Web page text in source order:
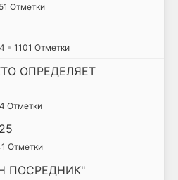
Отметки
• 1101 Отметки
ОПРЕДЕЛЯЕТ
Отметки
Отметки
ПОСРЕДНИК"